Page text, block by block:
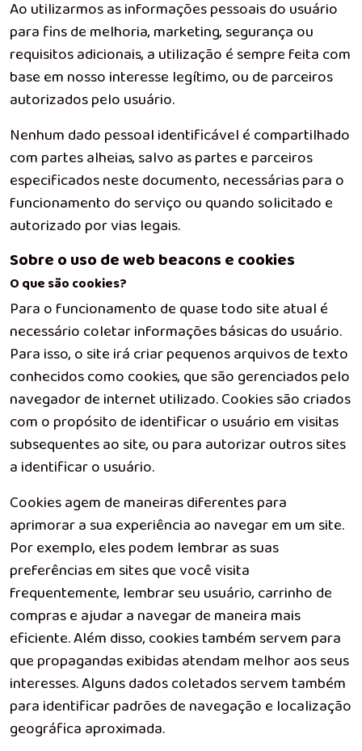
Ao utilizarmos as informações pessoais do usuário
para fins de melhoria, marketing, segurança ou
requisitos adicionais, a utilização é sempre feita com
base em nosso interesse legítimo, ou de parceiros
autorizados pelo usuário.
Nenhum dado pessoal identificável é compartilhado
com partes alheias, salvo as partes e parceiros
especificados neste documento, necessárias para o
funcionamento do serviço ou quando solicitado e
autorizado por vias legais.
Sobre o uso de web beacons e cookies
O que são cookies?
Para o funcionamento de quase todo site atual é
necessário coletar informações básicas do usuário.
Para isso, o site irá criar pequenos arquivos de texto
conhecidos como cookies, que são gerenciados pelo
navegador de internet utilizado. Cookies são criados
com o propósito de identificar o usuário em visitas
subsequentes ao site, ou para autorizar outros sites
a identificar o usuário.
Cookies agem de maneiras diferentes para
aprimorar a sua experiência ao navegar em um site.
Por exemplo, eles podem lembrar as suas
preferências em sites que você visita
frequentemente, lembrar seu usuário, carrinho de
compras e ajudar a navegar de maneira mais
eficiente. Além disso, cookies também servem para
que propagandas exibidas atendam melhor aos seus
interesses. Alguns dados coletados servem também
para identificar padrões de navegação e localização
geográfica aproximada.